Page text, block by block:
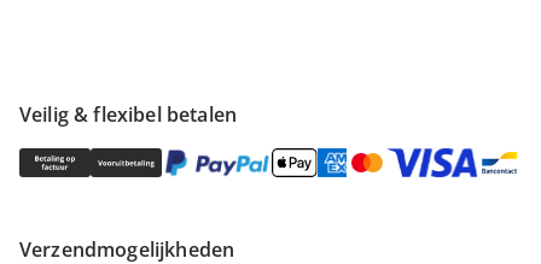
Veilig & flexibel betalen
Verzendmogelijkheden